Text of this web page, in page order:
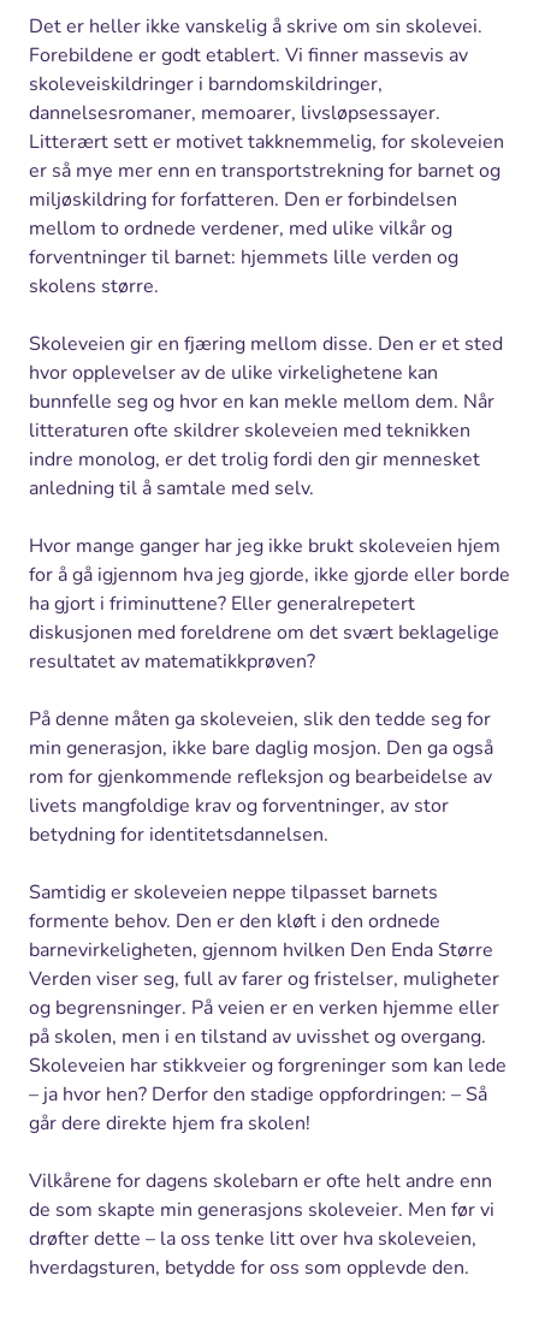
Det er heller ikke vanskelig å skrive om sin skolevei.
Forebildene er godt etablert. Vi finner massevis av
skoleveiskildringer i barndomskildringer,
dannelsesromaner, memoarer, livsløpsessayer.
Litterært sett er motivet takknemmelig, for skoleveien
er så mye mer enn en transportstrekning for barnet og
miljøskildring for forfatteren. Den er forbindelsen
mellom to ordnede verdener, med ulike vilkår og
forventninger til barnet: hjemmets lille verden og
skolens større.
Skoleveien gir en fjæring mellom disse. Den er et sted
hvor opplevelser av de ulike virkelighetene kan
bunnfelle seg og hvor en kan mekle mellom dem. Når
litteraturen ofte skildrer skoleveien med teknikken
indre monolog, er det trolig fordi den gir mennesket
anledning til å samtale med selv.
Hvor mange ganger har jeg ikke brukt skoleveien hjem
for å gå igjennom hva jeg gjorde, ikke gjorde eller borde
ha gjort i friminuttene? Eller generalrepetert
diskusjonen med foreldrene om det svært beklagelige
resultatet av matematikkprøven?
På denne måten ga skoleveien, slik den tedde seg for
min generasjon, ikke bare daglig mosjon. Den ga også
rom for gjenkommende refleksjon og bearbeidelse av
livets mangfoldige krav og forventninger, av stor
betydning for identitetsdannelsen.
Samtidig er skoleveien neppe tilpasset barnets
formente behov. Den er den kløft i den ordnede
barnevirkeligheten, gjennom hvilken Den Enda Større
Verden viser seg, full av farer og fristelser, muligheter
og begrensninger. På veien er en verken hjemme eller
på skolen, men i en tilstand av uvisshet og overgang.
Skoleveien har stikkveier og forgreninger som kan lede
– ja hvor hen? Derfor den stadige oppfordringen: – Så
går dere direkte hjem fra skolen!
Vilkårene for dagens skolebarn er ofte helt andre enn
de som skapte min generasjons skoleveier. Men før vi
drøfter dette – la oss tenke litt over hva skoleveien,
hverdagsturen, betydde for oss som opplevde den.